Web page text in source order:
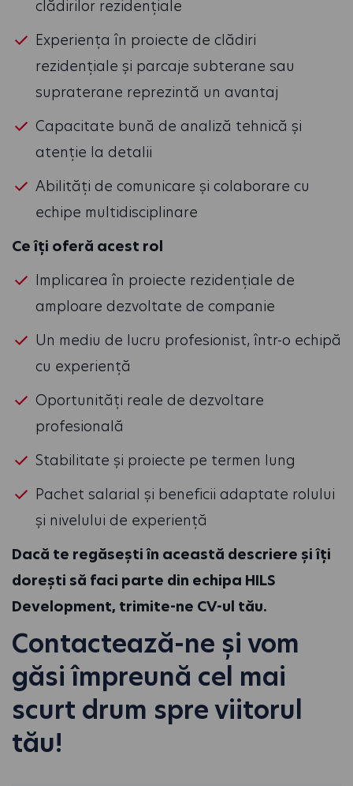
clădirilor rezidențiale
Experiența în proiecte de clădiri
rezidențiale și parcaje subterane sau
supraterane reprezintă un avantaj
Capacitate bună de analiză tehnică și
atenție la detalii
Abilități de comunicare și colaborare cu
echipe multidisciplinare
Ce îți oferă acest rol
Implicarea în proiecte rezidențiale de
amploare dezvoltate de companie
Un mediu de lucru profesionist, într-o echipă
cu experiență
Oportunități reale de dezvoltare
profesională
Stabilitate și proiecte pe termen lung
Pachet salarial și beneficii adaptate rolului
și nivelului de experiență
Dacă te regăsești în această descriere și îți
dorești să faci parte din echipa HILS
Development, trimite-ne CV-ul tău.
Contactează-ne și vom
găsi împreună cel mai
scurt drum spre viitorul
tău!